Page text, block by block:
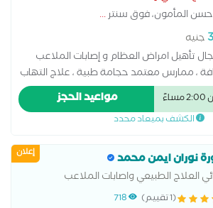
المأمون، فوق سنتر...
جنيه
في مجال تأهيل امراض العظام و إصابات الملاعب
، ممارس معتمد حجامة طبية ، علاج التهاب
امراض المناعة الذاتية ، تأهيل الانزلاق
كبير اخصائي العلاج الطبيعي مستشفي
كلينك ، ارايز كلينيك، عيادات د.حسني صابر ،
مواعيد الحجز
الكشف بميعاد محدد
إعلان نوران ايمن محمد
العلاج الطبيعي واصابات الملاعب
(1 تقييم) 718